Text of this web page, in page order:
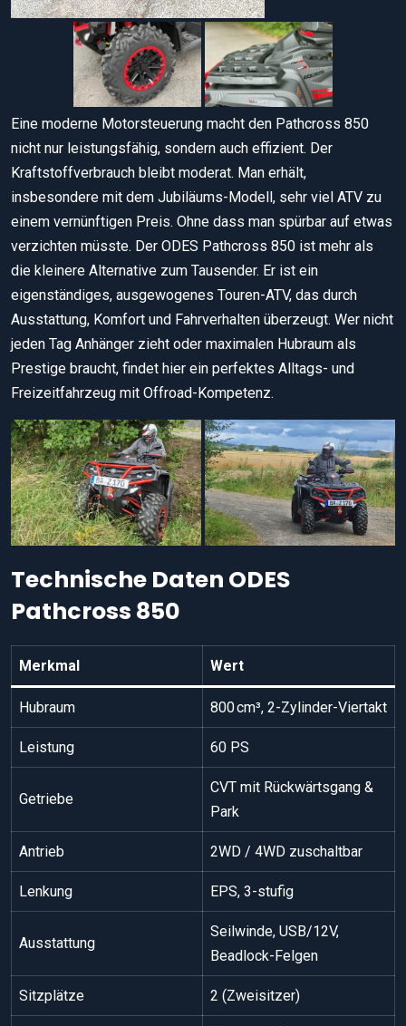
Eine moderne Motorsteuerung macht den Pathcross 850
nicht nur leistungsfähig, sondern auch effizient. Der
Kraftstoffverbrauch bleibt moderat. Man erhält,
insbesondere mit dem Jubiläums-Modell, sehr viel ATV zu
einem vernünftigen Preis. Ohne dass man spürbar auf etwas
verzichten müsste. Der ODES Pathcross 850 ist mehr als
die kleinere Alternative zum Tausender. Er ist ein
eigenständiges, ausgewogenes Touren-ATV, das durch
Ausstattung, Komfort und Fahrverhalten überzeugt. Wer nicht
jeden Tag Anhänger zieht oder maximalen Hubraum als
Prestige braucht, findet hier ein perfektes Alltags- und
Freizeitfahrzeug mit Offroad-Kompetenz.
Technische Daten ODES
Pathcross 850
Merkmal Wert
Hubraum 800 cm³, 2-Zylinder-Viertakt
Leistung 60 PS
Getriebe
CVT mit Rückwärtsgang &
Park
Antrieb 2WD / 4WD zuschaltbar
Lenkung EPS, 3-stufig
Ausstattung
Seilwinde, USB/12V,
Beadlock-Felgen
Sitzplätze 2 (Zweisitzer)